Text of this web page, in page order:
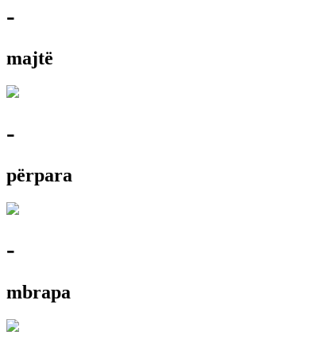
-
majtë
-
përpara
-
mbrapa